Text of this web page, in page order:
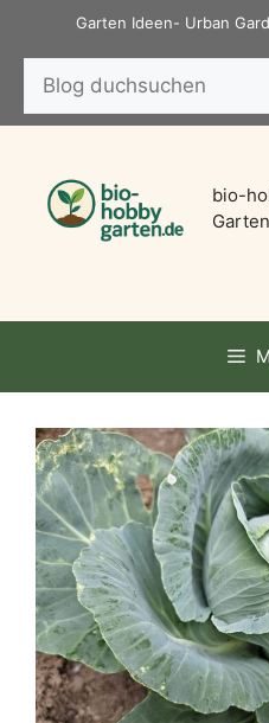
springen
Garten Ideen- Urban
bio-